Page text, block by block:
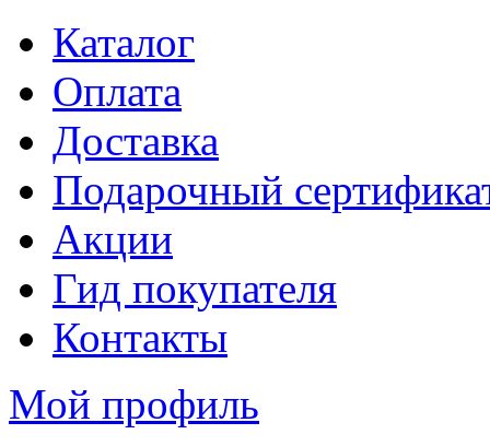
Каталог
Оплата
Доставка
Подарочный
Акции
Гид покупателя
Контакты
Мой профиль